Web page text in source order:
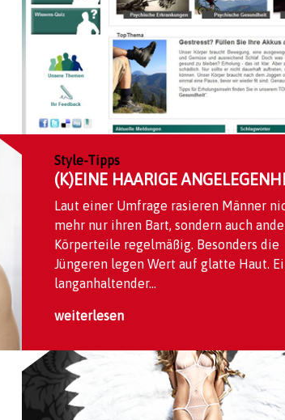
Style-Tipps
(K)EINE HAARIGE
Laut einer Umfrage rasieren Männer
mehr nur ihren Bart, sondern auch
Körperteile regelmäßig. Besonders die
Jüngeren legen Wert auf glatte Haut.
langanhaltender...
weiterlesen